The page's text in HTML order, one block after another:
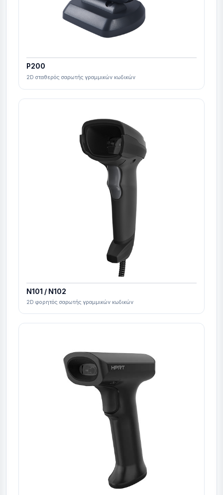
P200
2D σταθερός σαρωτής γραμμικών κωδικών
N101 / N102
2D φορητός σαρωτής γραμμικών κωδικών